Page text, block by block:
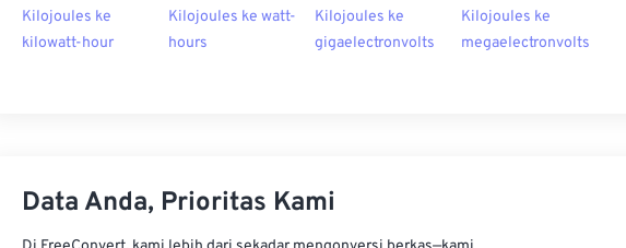
Kilojoules ke
kilowatt-hour
Kilojoules ke watt-
hours
Kilojoules ke
gigaelectronvolts
Kilojoules ke
megaelectronvolts
Data Anda, Prioritas Kami